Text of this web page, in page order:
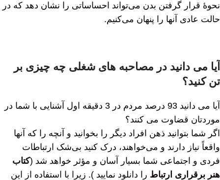
نحوهٔ قرار گرفتن بدن می‌تواند احساساتی را نشان دهد که در
حالت عادی آنها را پنهان می‌کنیم.
آیا می دانید در مصاحبه های شغلی چه چیزی بر
تن کنید؟
آیا می دانید 93 درصد مردم در 3 دقیقه اول آشنایی با شما در
موردتان قضاوت می کنند؟
اگر شما بتوانید ذهن افراد دیگر را بخوانید و آنچه را که آنها
واقعاً نیاز دارند و می‌خواهند، درک کنید بی‌شک ارتباطات
فردی و اجتماعی شما بسیار آسان و مؤثر خواهد شد (کتاب
هنر برقراری ارتباط را دانلود نمایید ). زیرا با استفاده از این